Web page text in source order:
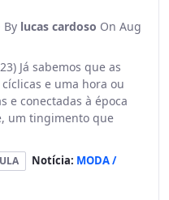
By lucas cardoso On Aug
Já sabemos que as
e uma hora ou
e conectadas à época
um tingimento que
Notícia: MODA /